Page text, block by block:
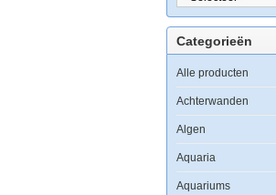
Categorieën
Alle producten
Achterwanden
Algen
Aquaria
Aquariums